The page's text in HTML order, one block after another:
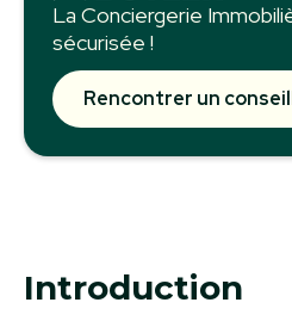
La Conciergerie
sécurisée !
Rencontrer un
Introduction